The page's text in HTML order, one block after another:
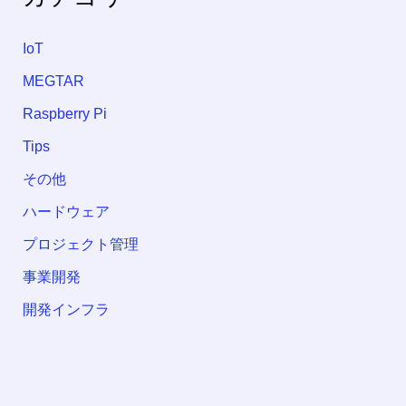
IoT
MEGTAR
Raspberry Pi
Tips
その他
ハードウェア
プロジェクト管理
事業開発
開発インフラ